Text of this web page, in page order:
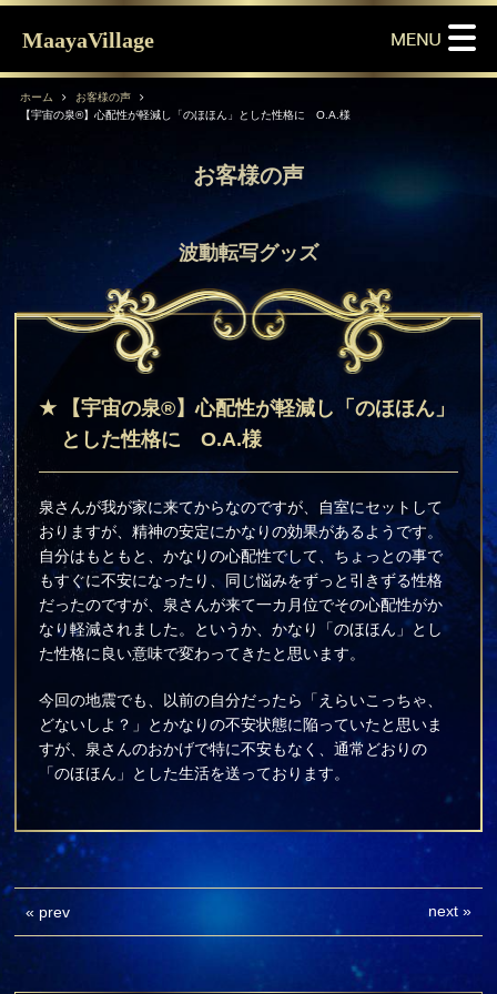
MaayaVillage
ホーム
お客様の声
【宇宙の泉®】心配性が軽減し「のほほん」とした性格に O.A.様
お客様の声
波動転写グッズ
【宇宙の泉®】心配性が軽減し「のほほん」
とした性格に O.A.様
泉さんが我が家に来てからなのですが、自室にセットして
おりますが、精神の安定にかなりの効果があるようです。
自分はもともと、かなりの心配性でして、ちょっとの事で
もすぐに不安になったり、同じ悩みをずっと引きずる性格
だったのですが、泉さんが来て一カ月位でその心配性がか
なり軽減されました。というか、かなり「のほほん」とし
た性格に良い意味で変わってきたと思います。
今回の地震でも、以前の自分だったら「えらいこっちゃ、
どないしよ？」とかなりの不安状態に陥っていたと思いま
すが、泉さんのおかげで特に不安もなく、通常どおりの
「のほほん」とした生活を送っております。
« prev next»